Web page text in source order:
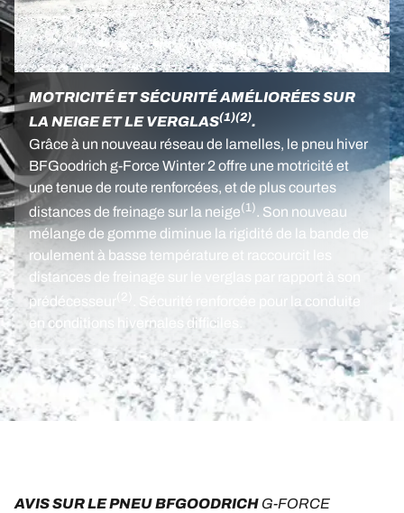
MOTRICITÉ ET SÉCURITÉ AMÉLIORÉES SUR
LA NEIGE ET LE VERGLAS(1)(2).
Grâce à un nouveau réseau de lamelles, le pneu hiver
BFGoodrich g-Force Winter 2 offre une motricité et
une tenue de route renforcées, et de plus courtes
distances de freinage sur la neige(1). Son nouveau
mélange de gomme diminue la rigidité de la bande de
roulement à basse température et raccourcit les
distances de freinage sur le verglas par rapport à son
prédécesseur
. Sécurité renforcée pour la conduite
en conditions hivernales difficiles.
AVIS SUR LE PNEU BFGOODRICH G-FORCE